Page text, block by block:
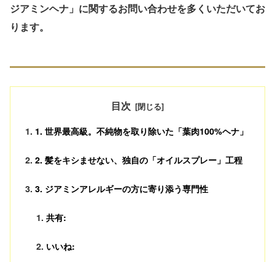
ジアミンヘナ」に関するお問い合わせを多くいただいてお
ります。
目次
1. 世界最高級。不純物を取り除いた「葉肉100%ヘナ」
2. 髪をキシませない、独自の「オイルスプレー」工程
3. ジアミンアレルギーの方に寄り添う専門性
共有:
いいね: